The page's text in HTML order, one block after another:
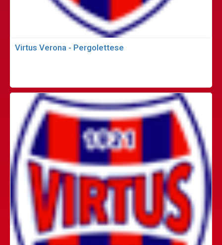
Virtus Verona - Pergolettese